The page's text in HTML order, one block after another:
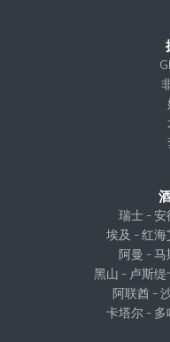
瑞士 –
埃及 – 红
阿曼 –
黑山 – 卢斯
阿联酋 –
卡塔尔 –